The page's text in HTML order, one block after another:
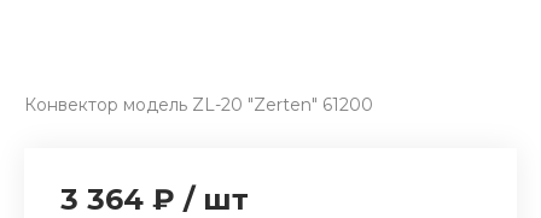
Конвектор модель ZL-20 "Zerten" 61200
3 364 ₽ / шт